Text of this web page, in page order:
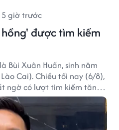
5 giờ trước
được tìm kiếm
Bùi Xuân Huấn, sinh năm
Cai). Chiều tối nay (6/8),
ngờ có lượt tìm kiếm tăng